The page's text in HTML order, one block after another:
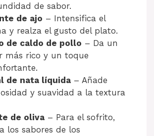
de sabor.
de ajo – Intensifica el
y realza el gusto del plato.
de caldo de pollo – Da un
más rico y un toque
de nata líquida – Añade
y suavidad a la textura
de oliva – Para el sofrito,
los sabores de los